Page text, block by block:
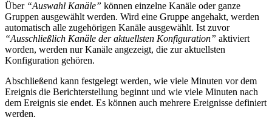
Über “Auswahl Kanäle” können einzelne Kanäle oder ganze
Gruppen ausgewählt werden. Wird eine Gruppe angehakt, werden
automatisch alle zugehörigen Kanäle ausgewählt. Ist zuvor
“Ausschließlich Kanäle der aktuellsten Konfiguration” aktiviert
worden, werden nur Kanäle angezeigt, die zur aktuellsten
Konfiguration gehören.
Abschließend kann festgelegt werden, wie viele Minuten vor dem
Ereignis die Berichterstellung beginnt und wie viele Minuten nach
dem Ereignis sie endet. Es können auch mehrere Ereignisse definiert
werden.